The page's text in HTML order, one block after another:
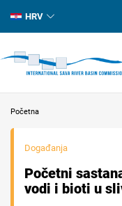
HRV
Početna
Događanja
Početni
vodi i bioti u